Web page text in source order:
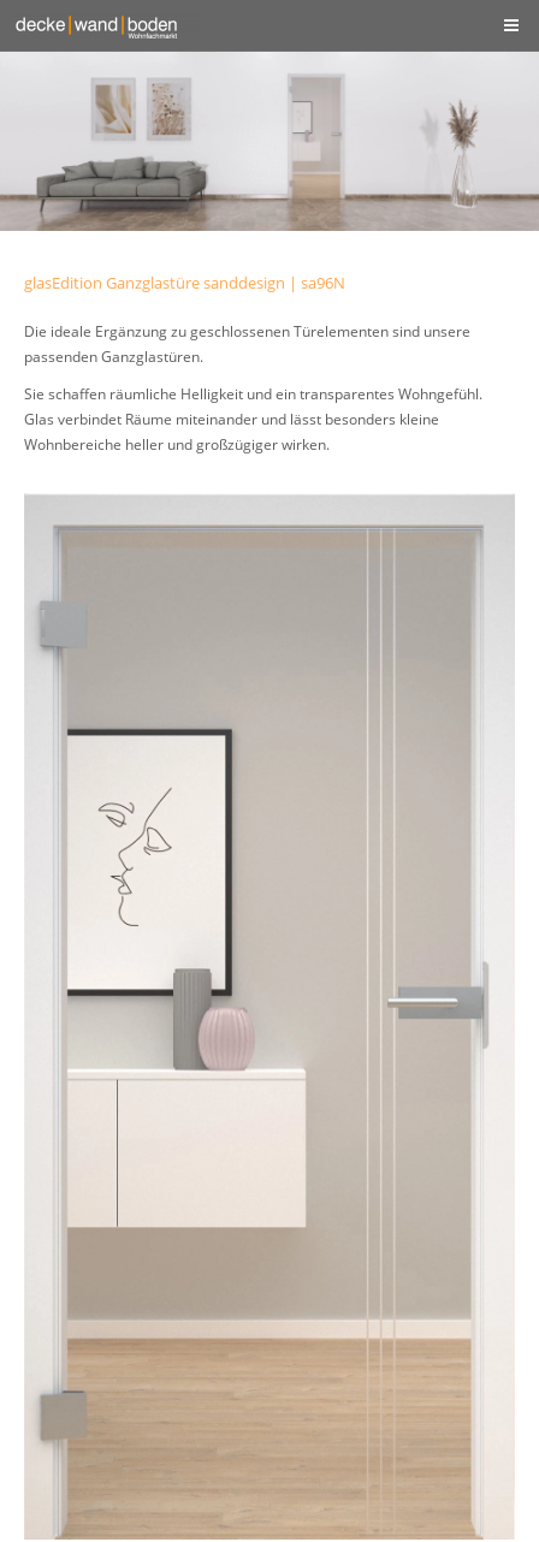
glasEdition Ganzglastüre sanddesign | sa96N
Die ideale Ergänzung zu geschlossenen Türelementen sind unsere
passenden Ganzglastüren.
Sie schaffen räumliche Helligkeit und ein transparentes Wohngefühl.
Glas verbindet Räume miteinander und lässt besonders kleine
Wohnbereiche heller und großzügiger wirken.